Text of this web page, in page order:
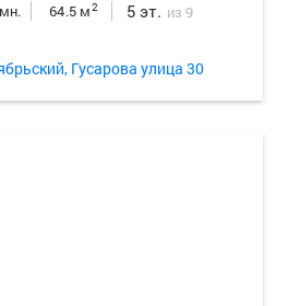
64.5 м2 5 эт. из 9
Гусарова улица 30